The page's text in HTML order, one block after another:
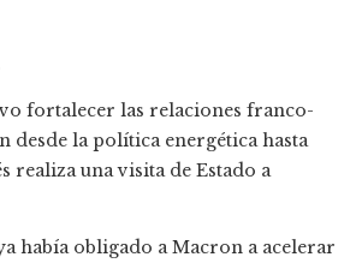
fortalecer las relaciones franco-
desde la política energética hasta
realiza una visita de Estado a
había obligado a Macron a acelerar